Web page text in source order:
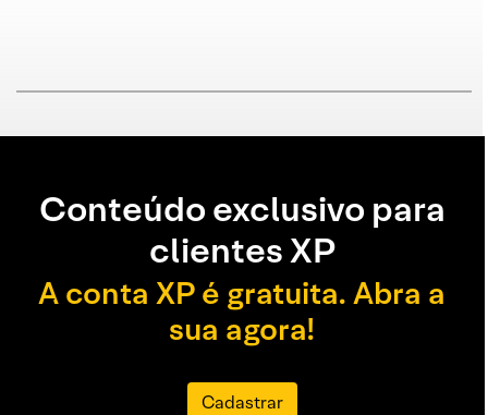
Conteúdo exclusivo para
clientes XP
A conta XP é gratuita. Abra a
sua agora!
Cadastrar